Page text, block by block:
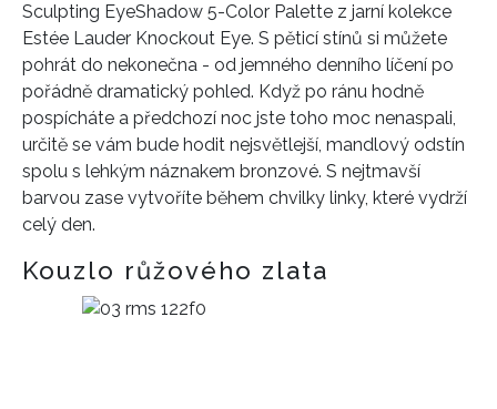
Sculpting EyeShadow 5-Color Palette z jarní kolekce
Estée Lauder Knockout Eye. S pěticí stínů si můžete
pohrát do nekonečna - od jemného denního líčení po
pořádně dramatický pohled. Když po ránu hodně
pospícháte a předchozí noc jste toho moc nenaspali,
určitě se vám bude hodit nejsvětlejší, mandlový odstín
spolu s lehkým náznakem bronzové. S nejtmavší
barvou zase vytvoříte během chvilky linky, které vydrží
celý den.
Kouzlo růžového zlata